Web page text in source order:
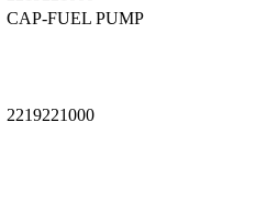
CAP-FUEL PUMP
2219221000